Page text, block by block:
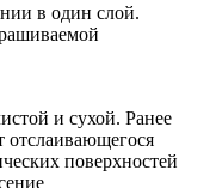
в один слой.
и сухой. Ранее
отслаивающегося
поверхностей